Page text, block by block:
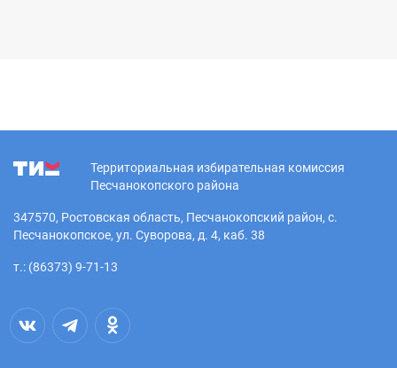
Территориальная избирательная комиссия
Песчанокопского района
347570, Ростовская область, Песчанокопский район, с.
Песчанокопское, ул. Суворова, д. 4, каб. 38
т.: (86373) 9-71-13